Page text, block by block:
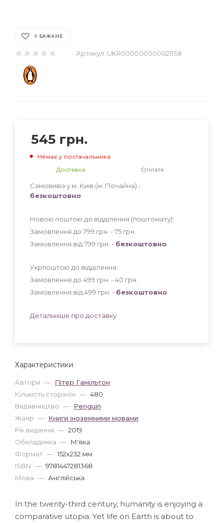
У БАЖАНЕ
Артикул: UKR000000000021138
Характеристики
Автори — Пітер Гамільтон
Кількість сторінок — 480
Видавництво — Penguin
Жанр — Книги іноземними мовами
Рік видання — 2019
Обкладинка — М'яка
Формат — 152x232 мм
ISBN — 9781447281368
Мова — Англійська
545 грн.
Немає у постачальника
Доставка
Оплата
Самовивіз у м. Київ (м. Почайна) -
безкоштовно
Новою поштою до відділення (поштомату):
Замовлення до 799 грн. - 75 грн
Замовлення від 799 грн. - безкоштовно
Укрпоштою до відділення:
Замовлення до 499 грн. - 40 грн
Замовлення від 499 грн. - безкоштовно
Детальніше про доставку
In the twenty-third century, humanity is enjoying a
comparative utopia. Yet life on Earth is about to